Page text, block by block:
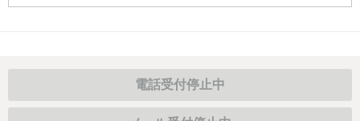
電話受付停止中